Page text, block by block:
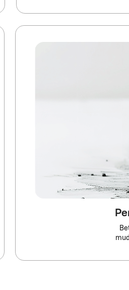
Penetron
Betonning
muddatli